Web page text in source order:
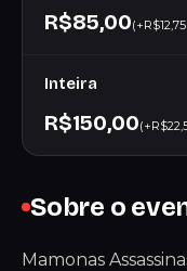
Sobre o
Mamonas
R$85,00
Inteira
R$150,00